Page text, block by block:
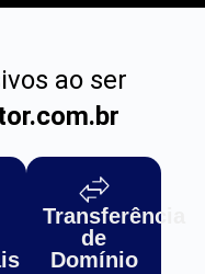
ao ser
Transferência
de
Domínio